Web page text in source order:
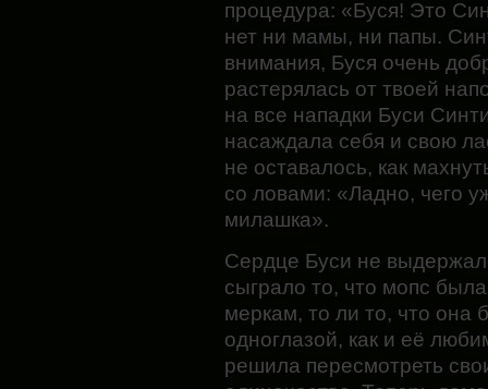
процедура: «Буся! Это
нет ни мамы, ни папы.
внимания, Буся очень
растерялась от твоей
на все нападки Буси
насаждала себя и свою
не оставалось, как
со ловами: «Ладно, чего
милашка».
Сердце Буси не
сыграло то, что мопс
меркам, то ли то, что она
одноглазой, как и её
решила пересмотреть